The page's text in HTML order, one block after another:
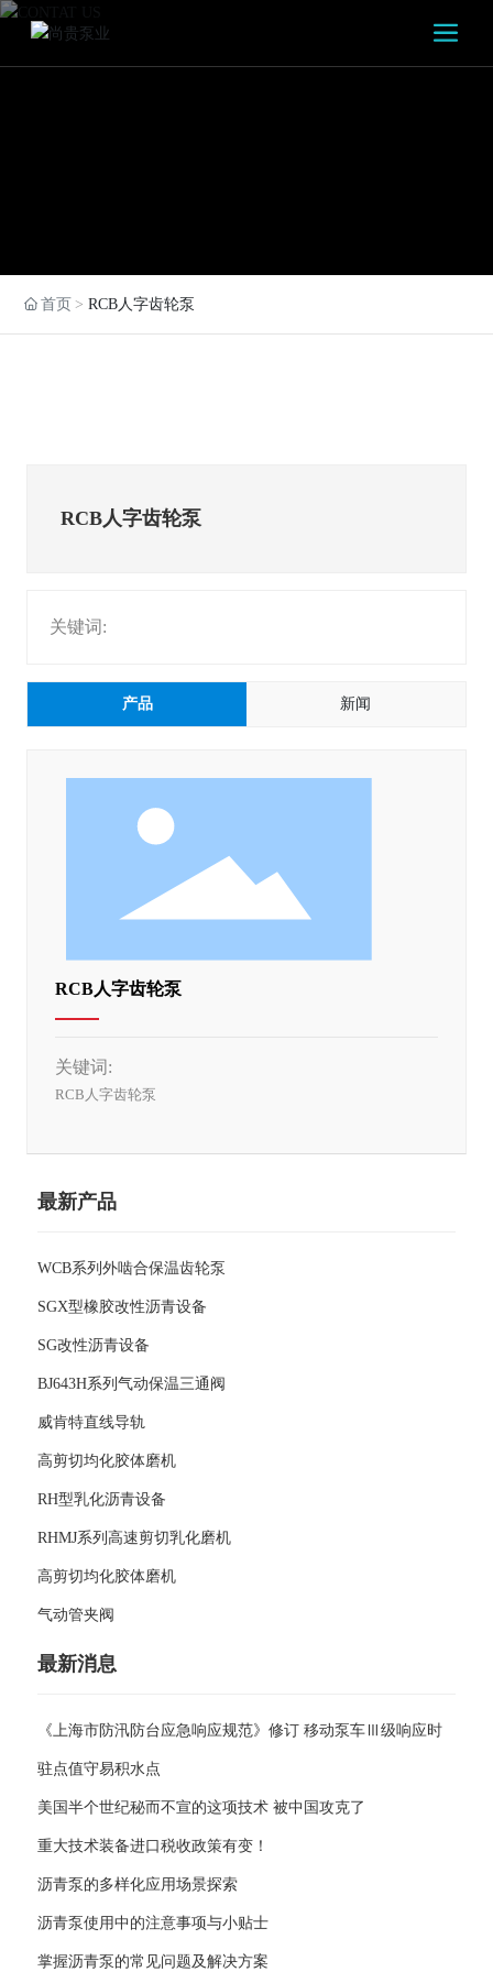
首页 RCB人字齿轮泵
RCB人字齿轮泵
关键词:
产品 新闻
RCB人字齿轮泵
关键词:
RCB人字齿轮泵
最新产品
WCB系列外啮合保温齿轮泵
SGX型橡胶改性沥青设备
SG改性沥青设备
BJ643H系列气动保温三通阀
威肯特直线导轨
高剪切均化胶体磨机
RH型乳化沥青设备
RHMJ系列高速剪切乳化磨机
高剪切均化胶体磨机
气动管夹阀
最新消息
《上海市防汛防台应急响应规范》修订 移动泵车Ⅲ级响应时
驻点值守易积水点
美国半个世纪秘而不宣的这项技术 被中国攻克了
重大技术装备进口税收政策有变！
沥青泵的多样化应用场景探索
沥青泵使用中的注意事项与小贴士
掌握沥青泵的常见问题及解决方案